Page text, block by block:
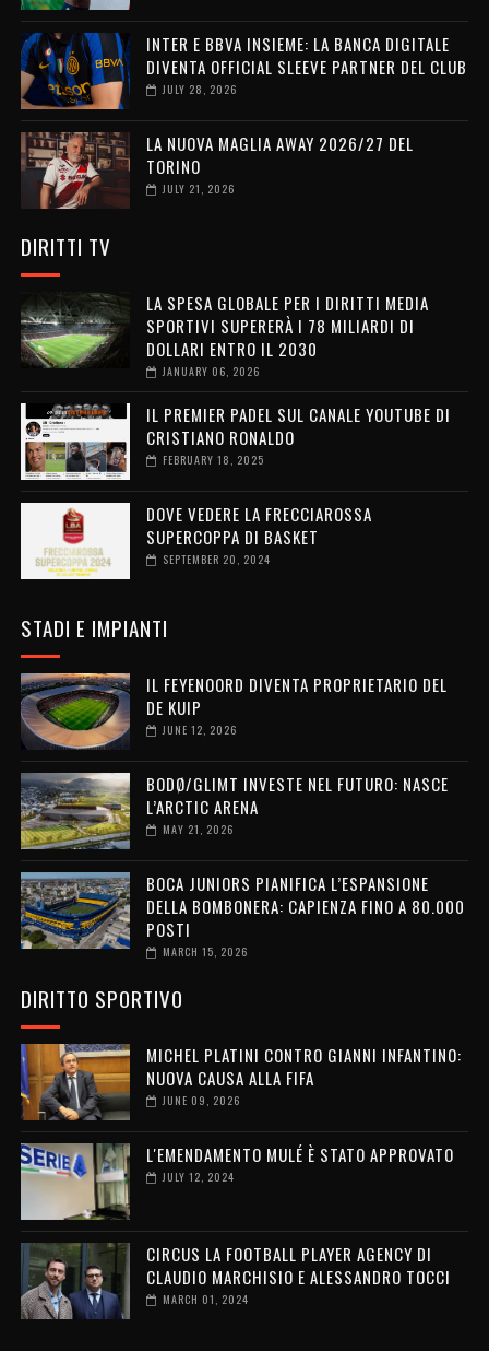
INTER E BBVA INSIEME: LA BANCA DIGITALE
DIVENTA OFFICIAL SLEEVE PARTNER DEL CLUB
JULY 28, 2026
LA NUOVA MAGLIA AWAY 2026/27 DEL
TORINO
JULY 21, 2026
DIRITTI TV
LA SPESA GLOBALE PER I DIRITTI MEDIA
SPORTIVI SUPERERÀ I 78 MILIARDI DI
DOLLARI ENTRO IL 2030
JANUARY 06, 2026
IL PREMIER PADEL SUL CANALE YOUTUBE DI
CRISTIANO RONALDO
FEBRUARY 18, 2025
DOVE VEDERE LA FRECCIAROSSA
SUPERCOPPA DI BASKET
SEPTEMBER 20, 2024
STADI E IMPIANTI
IL FEYENOORD DIVENTA PROPRIETARIO DEL
DE KUIP
JUNE 12, 2026
BODØ/GLIMT INVESTE NEL FUTURO: NASCE
L’ARCTIC ARENA
MAY 21, 2026
BOCA JUNIORS PIANIFICA L’ESPANSIONE
DELLA BOMBONERA: CAPIENZA FINO A 80.000
POSTI
MARCH 15, 2026
DIRITTO SPORTIVO
MICHEL PLATINI CONTRO GIANNI INFANTINO:
NUOVA CAUSA ALLA FIFA
JUNE 09, 2026
L'EMENDAMENTO MULÉ È STATO APPROVATO
JULY 12, 2024
CIRCUS LA FOOTBALL PLAYER AGENCY DI
CLAUDIO MARCHISIO E ALESSANDRO TOCCI
MARCH 01, 2024